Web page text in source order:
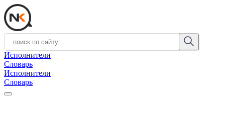
Исполнители
Словарь
Исполнители
Словарь